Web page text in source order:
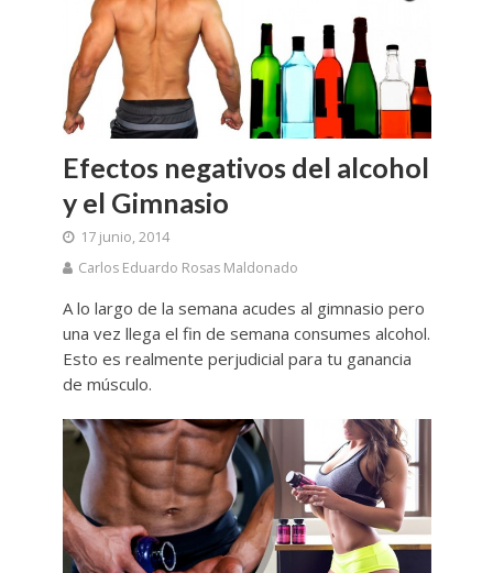
Efectos negativos del alcohol
y el Gimnasio
17 junio, 2014
Carlos Eduardo Rosas Maldonado
A lo largo de la semana acudes al gimnasio pero
una vez llega el fin de semana consumes alcohol.
Esto es realmente perjudicial para tu ganancia
de músculo.